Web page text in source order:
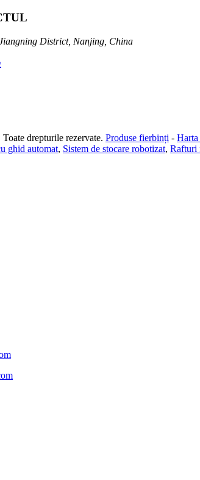
District, Nanjing, China
drepturile rezervate. Produse fierbinți -
ghid automat, Sistem de stocare robotizat, Rafturi